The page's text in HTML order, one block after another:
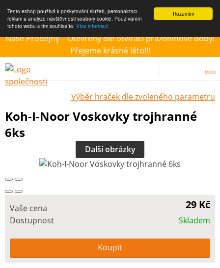
Rozumím
Tento eshop používá k poskytování služeb, personalizaci
reklam a analýze návštěvnosti soubory cookie. Používáním
tohoto webu s tím souhlasíte. Více informací
Naše Prodejny – Otevřeny dle otvírací prázdninové doby!
Přejeme krásné léto!!!
MENU
Výběr hraček dle zvoleného parametru
Koh-I-Noor Voskovky trojhranné
6ks
Další obrázky
Vaše cena 29 Kč
Dostupnost Skladem